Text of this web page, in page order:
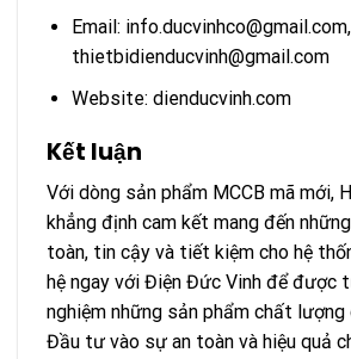
Email: info.ducvinhco@gmail.com,
thietbidienducvinh@gmail.com
Website: dienducvinh.com
Kết luận
Với dòng sản phẩm MCCB mã mới,
khẳng định cam kết mang đến
toàn, tin cậy và tiết kiệm cho hệ
hệ ngay với Điện Đức Vinh để được
nghiệm những sản phẩm chất lượng
Đầu tư vào sự an toàn và hiệu quả